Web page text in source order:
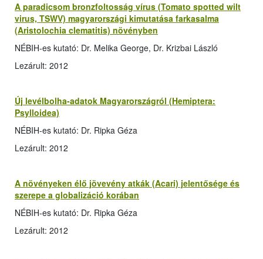
A paradicsom bronzfoltosság vírus (Tomato spotted wilt
virus, TSWV) magyarországi kimutatása farkasalma
(Aristolochia clematitis) növényben
NÉBIH-es kutató: Dr. Melika George, Dr. Krizbai László
Lezárult: 2012
Új levélbolha-adatok Magyarországról (Hemiptera:
Psylloidea)
NÉBIH-es kutató: Dr. Ripka Géza
Lezárult: 2012
A növényeken élő jövevény atkák (Acari) jelentősége és
szerepe a globalizáció korában
NÉBIH-es kutató: Dr. Ripka Géza
Lezárult: 2012